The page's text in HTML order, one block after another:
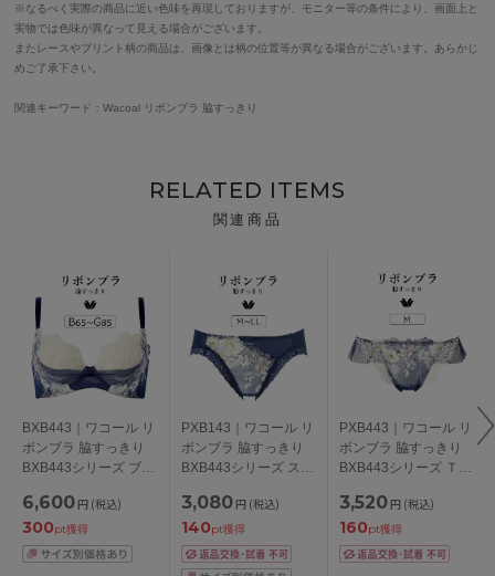
※なるべく実際の商品に近い色味を再現しておりますが、モニター等の条件により、画面上と
実物では色味が異なって見える場合がございます。
またレースやプリント柄の商品は、画像とは柄の位置等が異なる場合がございます。あらかじ
めご了承下さい。
関連キーワード：Wacoal リボンブラ 脇すっきり
RELATED ITEMS
関連商品
BXB443｜ワコール リ
ボンブラ 脇すっきり
BXB443シリーズ ブラ
カップ アンダー
65/70/75/80/85cm
6,600 円 (税込)
300pt獲得
PXB143｜ワコール リ
ボンブラ 脇すっきり
BXB443シリーズ スタ
M/L/LL
3,080 円 (税込)
140pt獲得
PXB443｜ワコール リ
ボンブラ 脇すっきり
BXB443シリーズ Ｔバ
3,520 円 (税込)
160pt獲得